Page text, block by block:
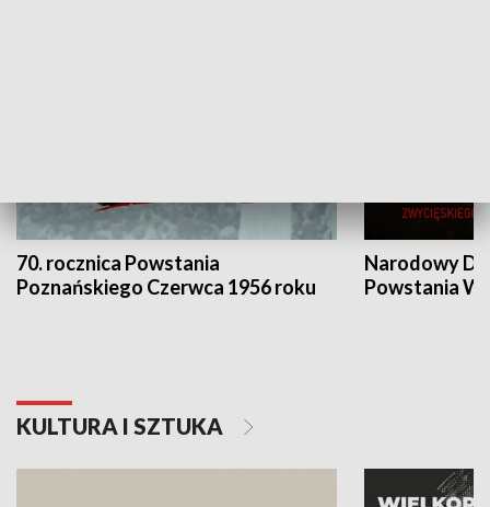
70. rocznica Powstania
Poznańskiego Czerwca 1956 roku
Narodowy
Powstania
KULTURA I SZTUKA